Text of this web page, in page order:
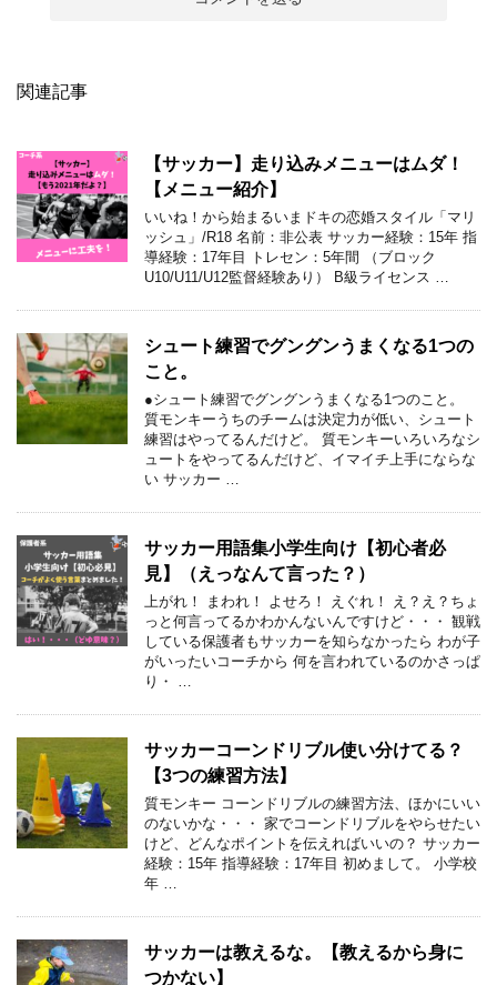
関連記事
【サッカー】走り込みメニューはムダ！
【メニュー紹介】
いいね！から始まるいまドキの恋婚スタイル「マリ
ッシュ」/R18 名前：非公表 サッカー経験：15年 指
導経験：17年目 トレセン：5年間 （ブロック
U10/U11/U12監督経験あり） B級ライセンス …
シュート練習でグングンうまくなる1つの
こと。
●シュート練習でグングンうまくなる1つのこと。
質モンキーうちのチームは決定力が低い、シュート
練習はやってるんだけど。 質モンキーいろいろなシ
ュートをやってるんだけど、イマイチ上手にならな
い サッカー …
サッカー用語集小学生向け【初心者必
見】（えっなんて言った？）
上がれ！ まわれ！ よせろ！ えぐれ！ え？え？ちょ
っと何言ってるかわかんないんですけど・・・ 観戦
している保護者もサッカーを知らなかったら わが子
がいったいコーチから 何を言われているのかさっぱ
り・ …
サッカーコーンドリブル使い分けてる？
【3つの練習方法】
質モンキー コーンドリブルの練習方法、ほかにいい
のないかな・・・ 家でコーンドリブルをやらせたい
けど、どんなポイントを伝えればいいの？ サッカー
経験：15年 指導経験：17年目 初めまして。 小学校
年 …
サッカーは教えるな。【教えるから身に
つかない】